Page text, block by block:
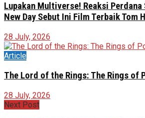
Lupakan Multiverse! Reaksi Perdana
New Day Sebut Ini Film Terbaik Tom
28 July, 2026
Article
The Lord of the Rings: The Rings of
28 July, 2026
Next Post